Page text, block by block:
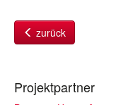
zurück
Projektpartner